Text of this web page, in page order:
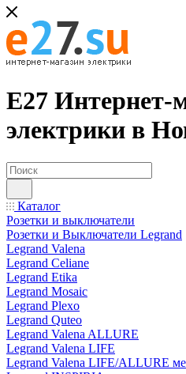
Е27 Интернет-
электрики в
Каталог
Розетки и выключатели
Розетки и Выключатели Legrand
Legrand Valena
Legrand Celiane
Legrand Etika
Legrand Mosaic
Legrand Plexo
Legrand Quteo
Legrand Valena ALLURE
Legrand Valena LIFE
Legrand Valena LIFE/ALLURE